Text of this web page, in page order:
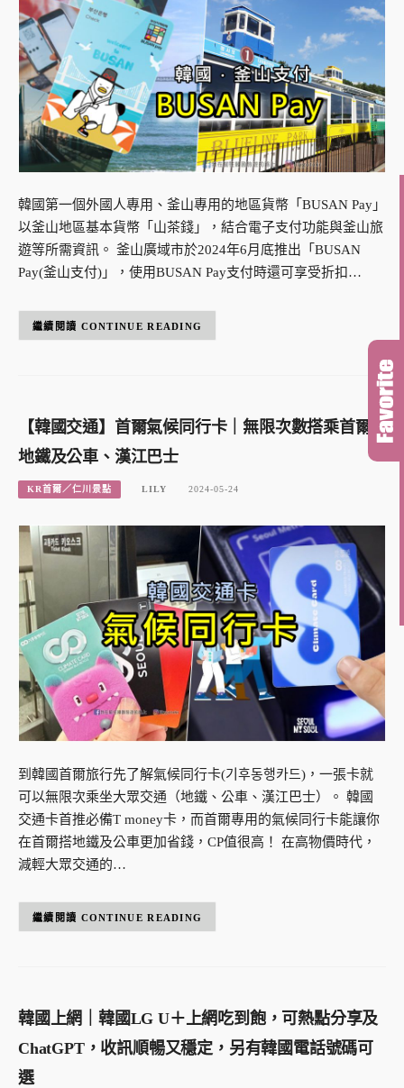
韓國第一個外國人專用、釜山專用的地區貨幣「BUSAN Pay」
以釜山地區基本貨幣「山茶錢」，結合電子支付功能與釜山旅
遊等所需資訊。 釜山廣域市於2024年6月底推出「BUSAN
Pay(釜山支付)」，使用BUSAN Pay支付時還可享受折扣…
CONTINUE READING
【韓國交通】首爾氣候同行卡｜無限次數搭乘首爾
地鐵及公車、漢江巴士
KR首爾／仁川景點 LILY 2024-05-24
到韓國首爾旅行先了解氣候同行卡(기후동행카드)，一張卡就
可以無限次乘坐大眾交通（地鐵、公車、漢江巴士）。 韓國
交通卡首推必備T money卡，而首爾專用的氣候同行卡能讓你
在首爾搭地鐵及公車更加省錢，CP值很高！ 在高物價時代，
減輕大眾交通的…
CONTINUE READING
韓國上網｜韓國LG U＋上網吃到飽，可熱點分享及
ChatGPT，收訊順暢又穩定，另有韓國電話號碼可
選